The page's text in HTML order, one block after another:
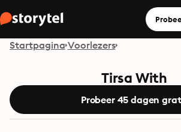
Startpagina Voorlezers
Tirsa With
Probeer 45 dagen